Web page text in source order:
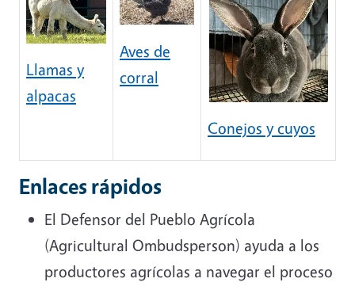
Llamas y
alpacas
Aves de
corral
Conejos y cuyos
Enlaces rápidos
El Defensor del Pueblo Agrícola
(Agricultural Ombudsperson) ayuda a los
productores agrícolas a navegar el proceso